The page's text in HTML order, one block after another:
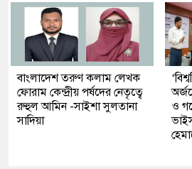
বাংলাদেশ তরুণ কলাম লেখক
ফোরাম কেন্দ্রীয় পর্ষদের নেতৃত্বে
রুহুল আমিন -সাইশা সুলতানা
সাদিয়া
ও